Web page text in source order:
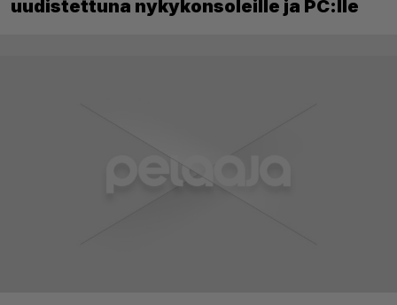
uudistettuna nykykonsoleille ja PC:lle